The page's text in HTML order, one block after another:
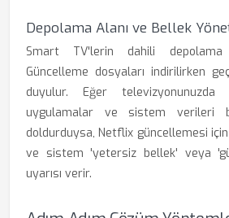
Depolama Alanı ve Bellek
Smart TV'lerin dahili depolama
Güncelleme dosyaları indirilirken
duyulur. Eğer
uygulamalar ve sistem verileri
doldurduysa, Netflix güncellemesi
ve sistem 'yetersiz bellek' veya
uyarısı verir.